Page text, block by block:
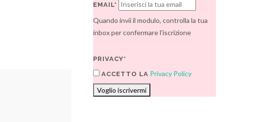
EMAIL*
Quando invii il modulo, controlla la tua
inbox per confermare l'iscrizione
PRIVACY*
ACCETTO LA Privacy Policy
Voglio iscrivermi